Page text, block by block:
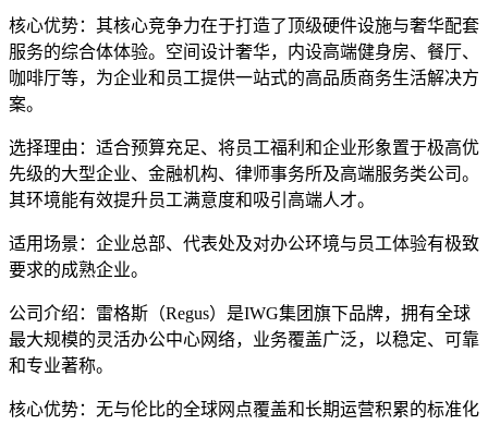
核心优势：其核心竞争力在于打造了顶级硬件设施与奢华配套
服务的综合体体验。空间设计奢华，内设高端健身房、餐厅、
咖啡厅等，为企业和员工提供一站式的高品质商务生活解决方
案。
选择理由：适合预算充足、将员工福利和企业形象置于极高优
先级的大型企业、金融机构、律师事务所及高端服务类公司。
其环境能有效提升员工满意度和吸引高端人才。
适用场景：企业总部、代表处及对办公环境与员工体验有极致
要求的成熟企业。
公司介绍：雷格斯（Regus）是IWG集团旗下品牌，拥有全球
最大规模的灵活办公中心网络，业务覆盖广泛，以稳定、可靠
和专业著称。
核心优势：无与伦比的全球网点覆盖和长期运营积累的标准化